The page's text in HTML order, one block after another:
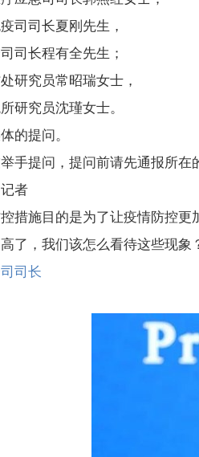
司司长夏刚先生，
司长程有全先生；
研究员常昭瑞女士，
研究员沈瑾女士。
的提问。
手提问，提问前请先通报所在
者
措施目的是为了让疫情防控
了，我们该怎么看待这些现
司长